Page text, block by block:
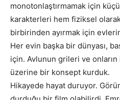
monotonlaştırmamak için
karakterleri hem fiziksel
birbirinden ayırmak için
Her evin başka bir dünyası,
için. Avlunun grileri ve
üzerine bir konsept kurduk.
Hikayede hayat duruyor.